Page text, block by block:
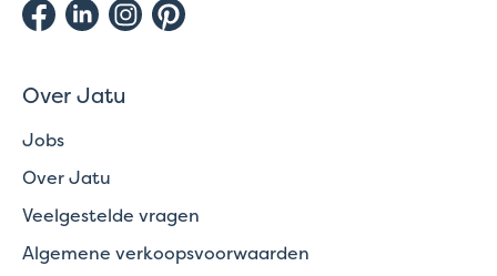
Over Jatu
Jobs
Over Jatu
Veelgestelde vragen
Algemene verkoopsvoorwaarden